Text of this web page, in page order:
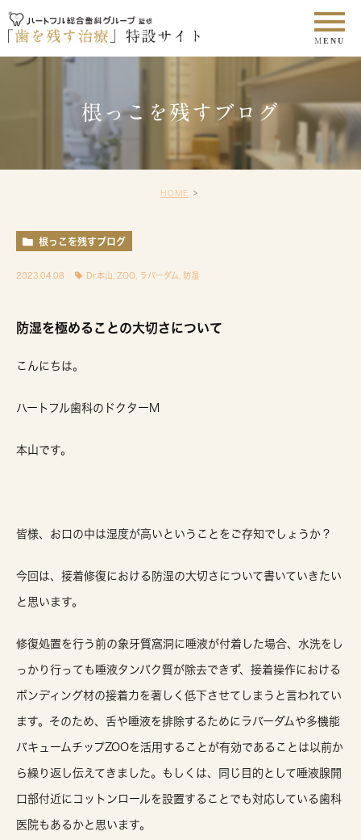
根っこを残すブログ
HOME
根っこを残すブログ
2023.04.08 Dr.本山 ZOO ラバーダム 防湿
防湿を極めることの大切さについて
こんにちは。
ハートフル歯科のドクターM
本山です。
皆様、お口の中は湿度が高いということをご存知でしょうか？
今回は、接着修復における防湿の大切さについて書いていきたい
と思います。
修復処置を行う前の象牙質窩洞に唾液が付着した場合、水洗をし
っかり行っても唾液タンパク質が除去できず、接着操作における
ボンディング材の接着力を著しく低下させてしまうと言われてい
ます。そのため、舌や唾液を排除するためにラバーダムや多機能
バキュームチップZOOを活用することが有効であることは以前か
ら繰り返し伝えてきました。もしくは、同じ目的として唾液腺開
口部付近にコットンロールを設置することでも対応している歯科
医院もあるかと思います。